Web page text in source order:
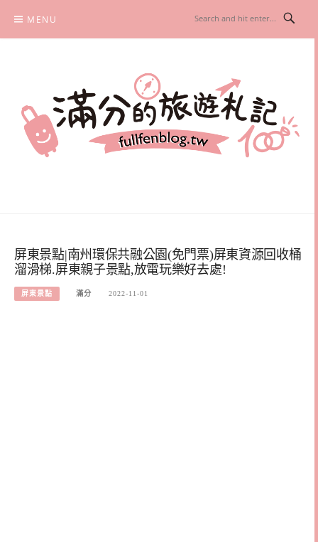
content
MENU
屏東景點|南州環保共融公園(免門票)屏東資源回收桶
溜滑梯.屏東親子景點,放電玩樂好去處!
屏東景點 滿分 2022-11-01